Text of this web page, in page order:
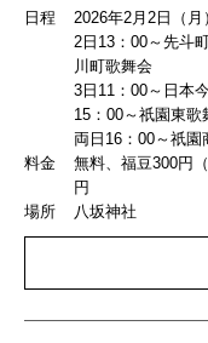
日程
2026年2月2日（月
2日13：00～先斗
川町歌舞会
3日11：00～日本
15：00～祇園東歌
両日16：00～祇園
料金
無料、福豆300円
円
場所
八坂神社